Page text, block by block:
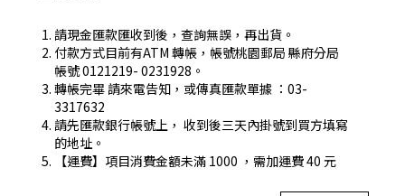
請現金匯款匯收到後，查詢無誤，再出貨。
付款方式目前有ATM 轉帳，帳號桃園郵局 縣府分局
帳號 0121219- 0231928。
轉帳完畢 請來電告知，或傳真匯款單據 ：03-
3317632
請先匯款銀行帳號上， 收到後三天內掛號到買方填寫
的地址。
【運費】項目消費金額未滿 1000 ，需加運費 40 元